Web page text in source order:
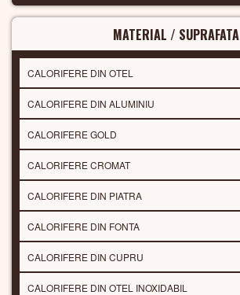
MATERIAL / SUPRAFATA
CALORIFERE DIN OTEL
CALORIFERE DIN ALUMINIU
CALORIFERE GOLD
CALORIFERE CROMAT
CALORIFERE DIN PIATRA
CALORIFERE DIN FONTA
CALORIFERE DIN CUPRU
CALORIFERE DIN OTEL INOXIDABIL